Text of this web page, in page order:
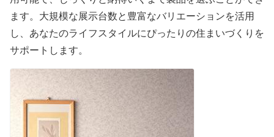
ます。大規模な展示台数と豊富なバリエーションを活用
し、あなたのライフスタイルにぴったりの住まいづくりを
サポートします。